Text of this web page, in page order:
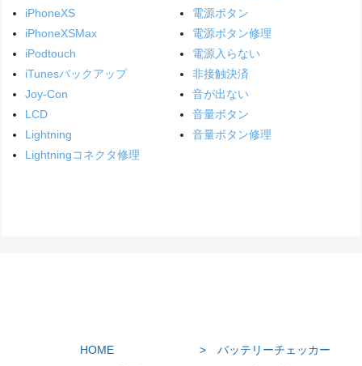
iPhoneXS
iPhoneXSMax
iPodtouch
iTunesバックアップ
Joy-Con
LCD
Lightning
Lightningコネクタ修理
電源ボタン
電源ボタン修理
電源入らない
非接触決済
音が出ない
音量ボタン
音量ボタン修理
HOME
> バッテリーチェッカー